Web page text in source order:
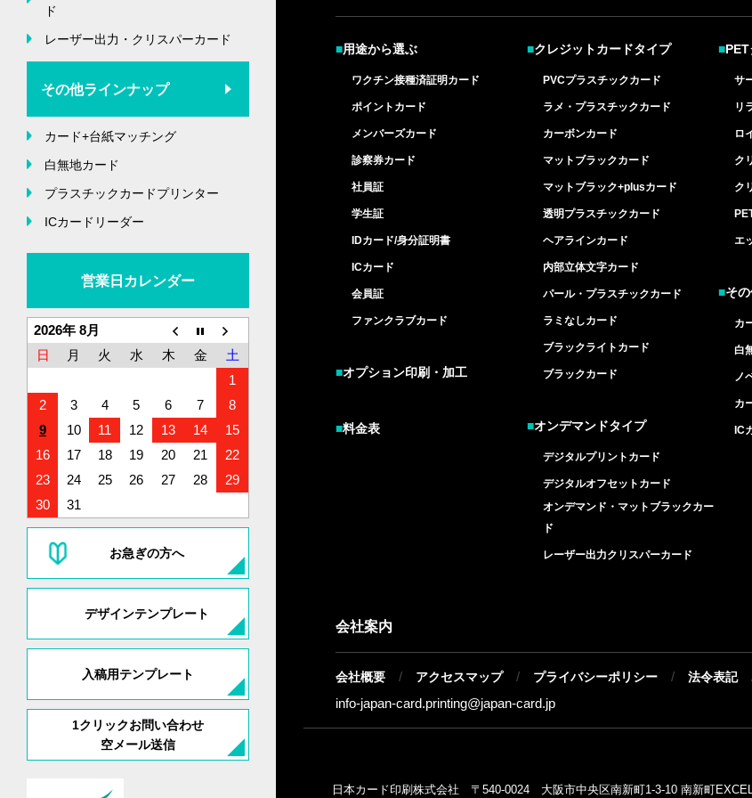
ド
レーザー出力・クリスパーカード
その他ラインナップ
カード+台紙マッチング
白無地カード
プラスチックカードプリンター
ICカードリーダー
営業日カレンダー
2026年 8月
日
月 火 水 木 金
土
1
2
3 4 5 6 7
8
9
10 11 12 13 14
15
16
17 18 19 20 21
22
23
24 25 26 27 28
29
30
31
お急ぎの方へ
デザインテンプレート
入稿用テンプレート
1クリックお問い合わせ
空メール送信
■用途から選ぶ
ワクチン接種済証明カード
ポイントカード
メンバーズカード
診察券カード
社員証
学生証
IDカード/身分証明書
ICカード
会員証
ファンクラブカード
■オプション印刷・加工
■料金表
■クレジットカードタイプ
PVCプラスチックカード
ラメ・プラスチックカード
カーボンカード
マットブラックカード
マットブラック+plusカード
透明プラスチックカード
ヘアラインカード
内部立体文字カード
パール・プラスチックカード
ラミなしカード
ブラックライトカード
ブラックカード
■オンデマンドタイプ
デジタルプリントカード
デジタルオフセットカード
オンデマンド・マットブラックカー
ド
レーザー出力クリスパーカード
■
サ
リ
ロ
ク
ク
エ
■そ
カ
白
ノ
カ
IC
会社案内
会社概要 / アクセスマップ / プライバシーポリシー / 法令表記
info-japan-card.printing@japan-card.jp
日本カード印刷株式会社 〒540-0024 大阪市中央区南新町1-3-10 南新町